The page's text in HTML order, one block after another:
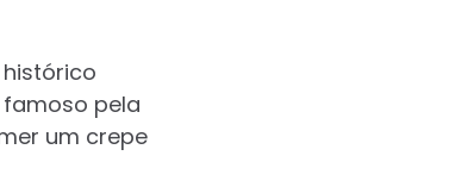
famoso pela
um crepe